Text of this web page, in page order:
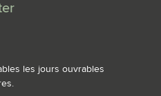
les jours ouvrables